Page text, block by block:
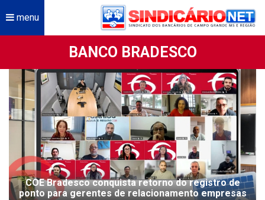
menu
BANCO BRADESCO
COE Bradesco conquista retorno do registro de
ponto para gerentes de relacionamento empresas